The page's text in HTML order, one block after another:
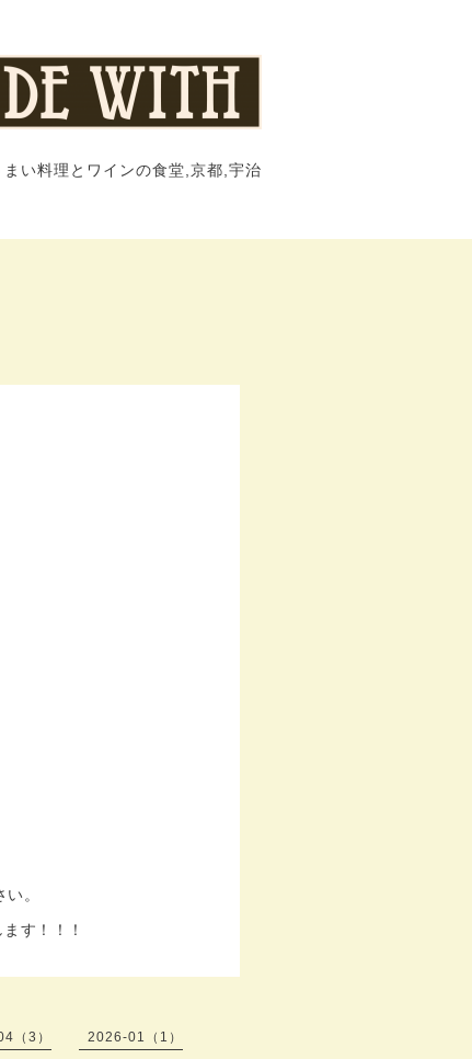
い料理とワインの食堂,京都,宇治
。
す！！！
（3） 2026-01（1）